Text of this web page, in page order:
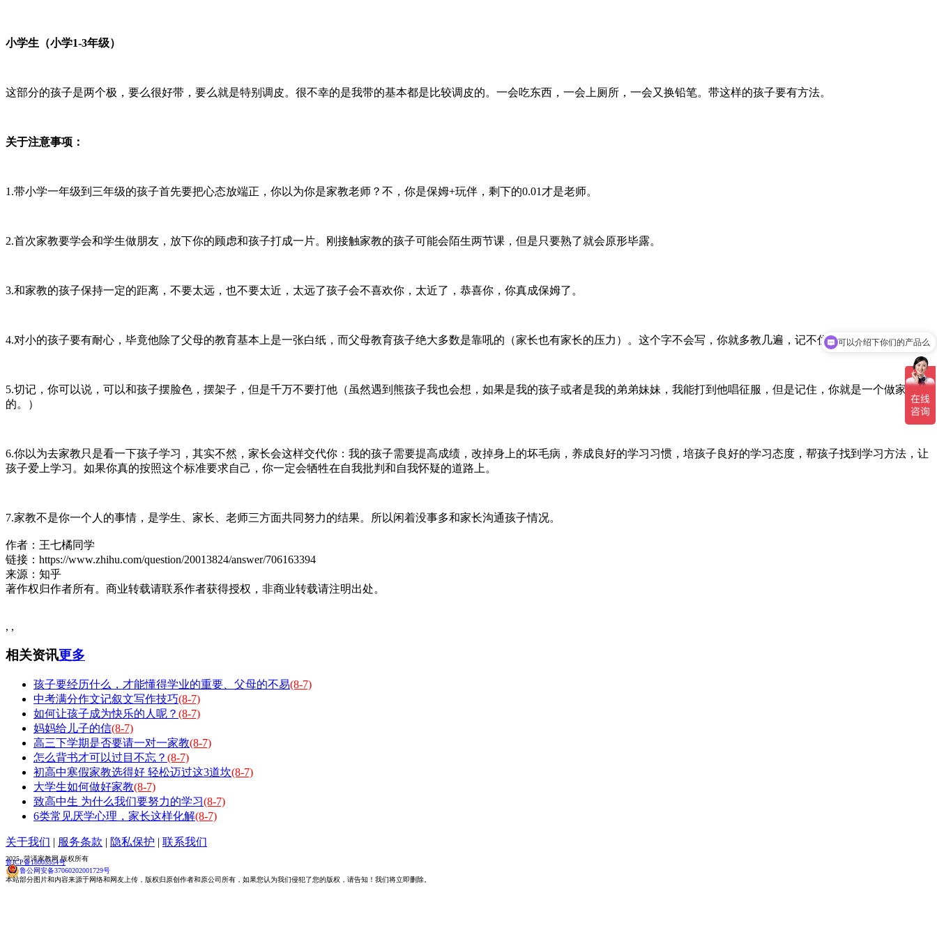
小学生（小学1-3年级）
这部分的孩子是两个极，要么很好带，要么就是特别调皮。很不幸的是我带的基本都是比较调皮的。一会吃东西，一会上厕所，一会又换铅笔。带这样的孩子要有方法。
关于注意事项：
1.带小学一年级到三年级的孩子首先要把心态放端正，你以为你是家教老师？不，你是保姆+玩伴，剩下的0.01才是老师。
2.首次家教要学会和学生做朋友，放下你的顾虑和孩子打成一片。刚接触家教的孩子可能会陌生两节课，但是只要熟了就会原形毕露。
3.和家教的孩子保持一定的距离，不要太远，也不要太近，太远了孩子会不喜欢你，太近了，恭喜你，你真成保姆了。
4.对小的孩子要有耐心，毕竟他除了父母的教育基本上是一张白纸，而父母教育孩子绝大多数是靠吼的（家长也有家长的压力）。这个字不会写，你就多教几遍，记不住的带着他多读读。
5.切记，你可以说，可以和孩子摆脸色，摆架子，但是千万不要打他（虽然遇到熊孩子我也会想，如果是我的孩子或者是我的弟弟妹妹，我能打到他唱征服，但是记住，你就是一个做家教
的。）
6.你以为去家教只是看一下孩子学习，其实不然，家长会这样交代你：我的孩子需要提高成绩，改掉身上的坏毛病，养成良好的学习习惯，培孩子良好的学习态度，帮孩子找到学习方法，让
孩子爱上学习。如果你真的按照这个标准要求自己，你一定会牺牲在自我批判和自我怀疑的道路上。
7.家教不是你一个人的事情，是学生、家长、老师三方面共同努力的结果。所以闲着没事多和家长沟通孩子情况。
作者：王七橘同学
链接：https://www.zhihu.com/question/20013824/answer/706163394
来源：知乎
著作权归作者所有。商业转载请联系作者获得授权，非商业转载请注明出处。
, ,
相关资讯更多
孩子要经历什么，才能懂得学业的重要、父母的不易(8-7)
中考满分作文记叙文写作技巧(8-7)
如何让孩子成为快乐的人呢？ (8-7)
妈妈给儿子的信(8-7)
高三下学期是否要请一对一家教(8-7)
怎么背书才可以过目不忘？ (8-7)
初高中寒假家教选得好 轻松迈过这3道坎(8-7)
大学生如何做好家教(8-7)
致高中生 为什么我们要努力的学习(8-7)
6类常见厌学心理，家长这样化解(8-7)
关于我们 | 服务条款 | 隐私保护 | 联系我们
2025 菏泽家教网 版权所有
鲁ICP备18005554号
鲁公网安备37060202001729号
本站部分图片和内容来源于网络和网友上传，版权归原创作者和原公司所有，如果您认为我们侵犯了您的版权，请告知！我们将立即删除。
可以介绍下你们的产品么